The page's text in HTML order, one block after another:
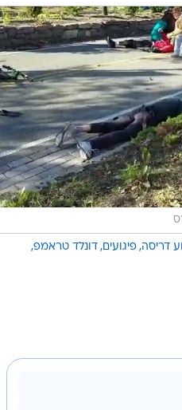
דריסה פיגועים דונלד טראמפ